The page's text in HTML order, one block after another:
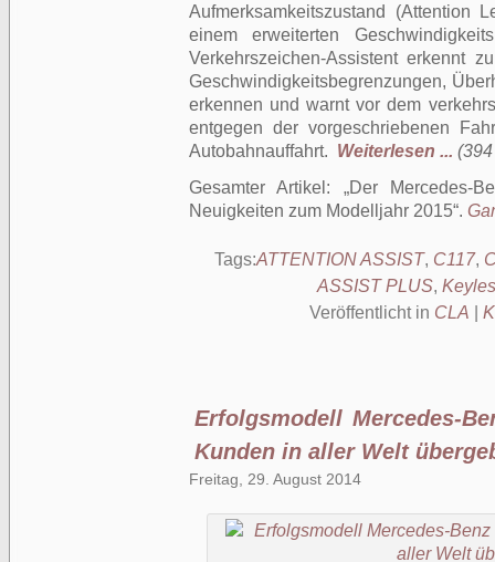
Aufmerksamkeitszustand (Attention
einem erweiterten
Verkehrszeichen-Assistent erkennt
Geschwindigkeitsbegrenzungen,
erkennen und warnt vor dem
entgegen der vorgeschriebenen
Autobahnauffahrt. Weiterlesen ...
Gesamter Artikel:
Der Mercedes-
Neuigkeiten zum Modelljahr 2015 .
Tags:ATTENTION ASSIST, C117,
ASSIST PLUS,
Veröffentlicht in CLA
Erfolgsmodell Mercedes-
Kunden in aller Welt
Freitag, 29. August 2014